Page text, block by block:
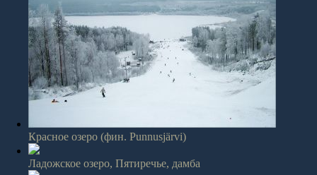
Красное озеро (фин. Punnusjärvi)
Ладожское озеро, Пятиречье, дамба